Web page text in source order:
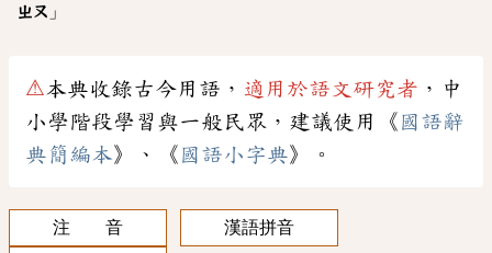
ㄓㄡ 」
⚠本典收錄古今用語， 適用於語文研究者 ，中
小學階段學習與一般民眾，建議使用《 國語辭
典簡編本》、《 國語小字典》。
注 音
漢語拼音